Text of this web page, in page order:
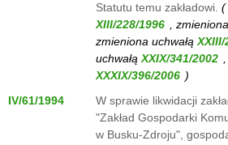
Statutu temu zakładowi. (
,
zmieniona uchwałą
uchwałą
)
IV/61/1994
W sprawie likwidacji
"Zakład Gospodarki
w Busku-Zdroju",